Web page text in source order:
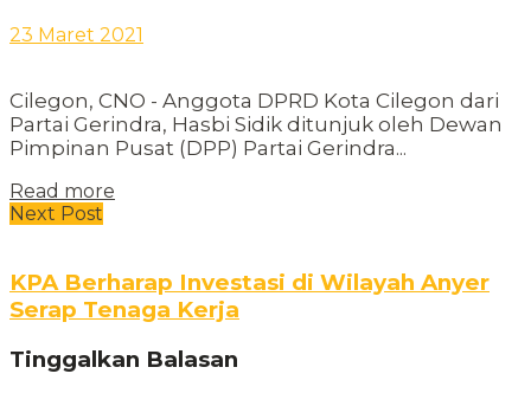
23 Maret 2021
Cilegon, CNO - Anggota DPRD Kota Cilegon dari
Partai Gerindra, Hasbi Sidik ditunjuk oleh Dewan
Pimpinan Pusat (DPP) Partai Gerindra...
Read more
Next Post
KPA Berharap Investasi di Wilayah Anyer
Serap Tenaga Kerja
Tinggalkan Balasan